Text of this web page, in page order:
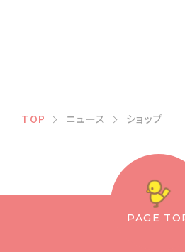
TOP ニュース ショップ
PAGE